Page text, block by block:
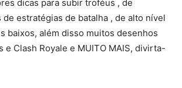
dicas para subir troféus , de
estratégias de batalha , de alto nível
baixos, além disso muitos desenhos
e Clash Royale e MUITO MAIS, divirta-